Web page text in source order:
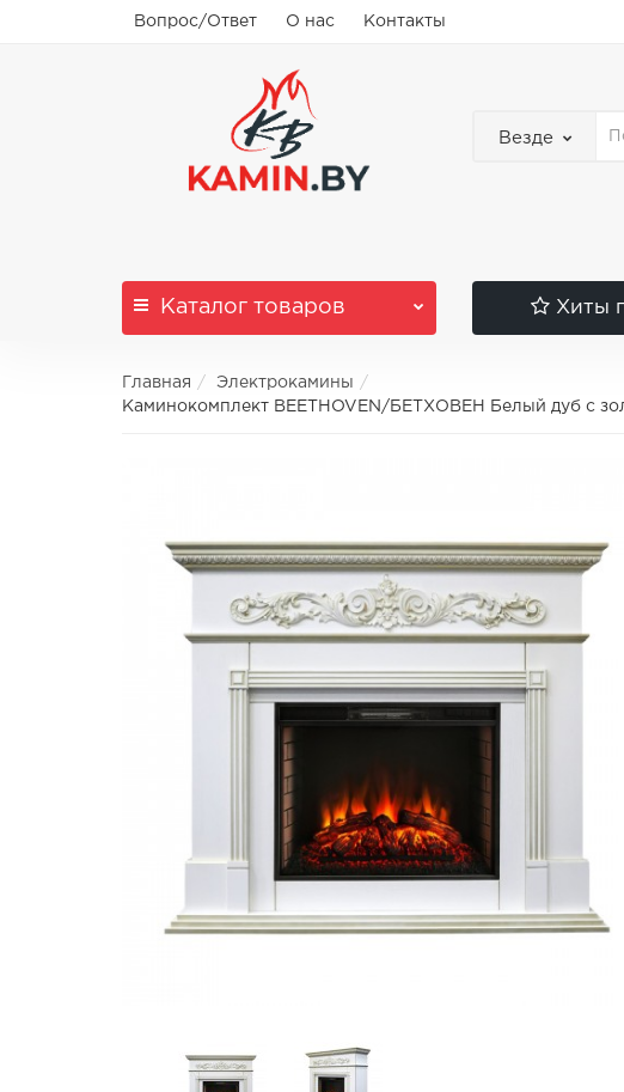
Вопрос/Ответ О нас Контакты
Везде
Каталог товаров Хиты
Главная
Электрокамины
Каминокомплект BEETHOVEN/БЕТХОВЕН Белый дуб с